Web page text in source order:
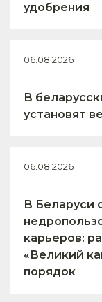
удобрения
06.08.2026
В
установят
06.08.2026
В Беларуси
карьеров:
«Великий
порядок